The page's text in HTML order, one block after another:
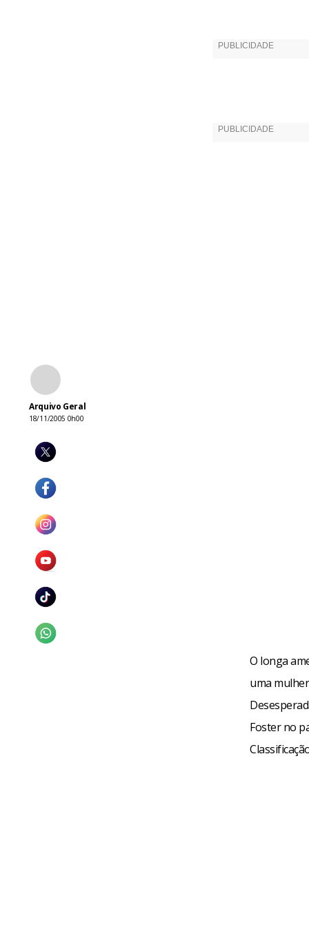
Arquivo Geral
18/11/2005 0h00
O longa
uma
Foster no